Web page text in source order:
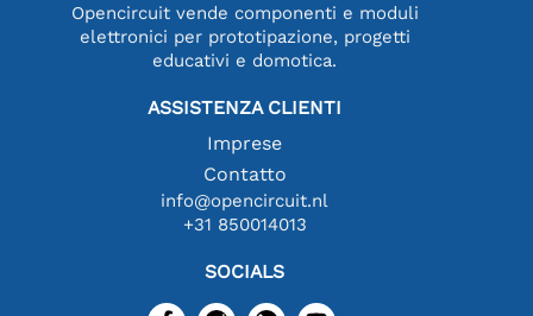
Opencircuit vende componenti e moduli
elettronici per prototipazione, progetti
educativi e domotica.
ASSISTENZA CLIENTI
Imprese
Contatto
info@opencircuit.nl
+31 850014013
SOCIALS